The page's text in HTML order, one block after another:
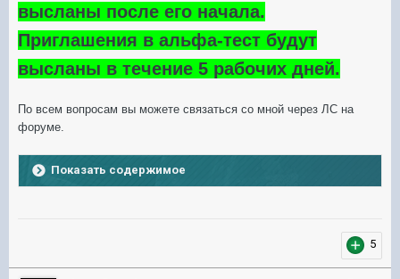
высланы после его начала.
Приглашения в альфа-тест будут
высланы в течение 5 рабочих дней.
По всем вопросам вы можете связаться со мной через ЛС на
форуме.
Показать содержимое
5